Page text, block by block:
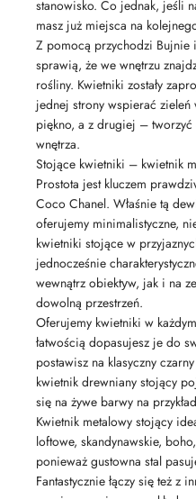
stanowisko. Co jednak, jeśli
masz już miejsca na
Z pomocą przychodzi Bujnie
sprawią, że we wnętrzu
rośliny. Kwietniki zostały
jednej strony wspierać
piękno, a z drugiej –
wnętrza.
Stojące kwietniki – kwietnik
Prostota jest kluczem
Coco Chanel. Właśnie tą
oferujemy minimalistyczne,
kwietniki stojące w
jednocześnie
wewnątrz obiektуw, jak i na
dowolną przestrzeń.
Oferujemy kwietniki w
łatwością dopasujesz je do
postawisz na klasyczny
kwietnik drewniany stojący
się na żywe barwy na
Kwietnik metalowy stojący
loftowe, skandynawskie,
ponieważ gustowna stal
Fantastycznie łączy się też z